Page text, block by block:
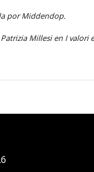
por Middendop.
Millesi en I valori